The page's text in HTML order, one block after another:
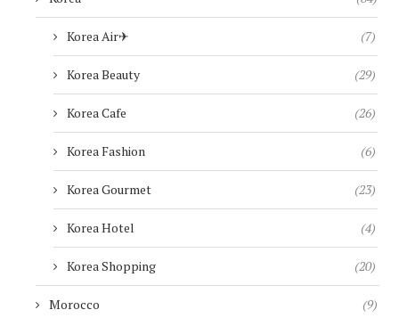
Korea Air✈︎ (7)
Korea Beauty (29)
Korea Cafe (26)
Korea Fashion (6)
Korea Gourmet (23)
Korea Hotel (4)
Korea Shopping (20)
Morocco (9)